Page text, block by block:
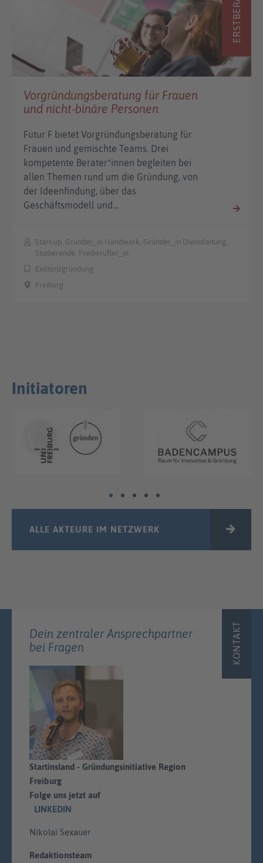
Vorgründungsberatung für Frauen
und nicht-binäre Personen
Futur F bietet Vorgründungsberatung für
Frauen und gemischte Teams. Drei
kompetente Berater*innen begleiten bei
allen Themen rund um die Gründung, von
der Ideenfindung, über das
Geschäftsmodell und…
Start-up, Gründer_in Handwerk, Gründer_in Dienstleitung,
Studierende, Freiberufler_in
Existenzgründung
Freiburg
Initiatoren
ALLE AKTEURE IM NETZWERK
KONTAKT
Dein zentraler Ansprechpartner
bei Fragen
Startinsland - Gründungsinitiative Region
Freiburg
Folge uns jetzt auf
LINKEDIN
Nikolai Sexauer
Redaktionsteam